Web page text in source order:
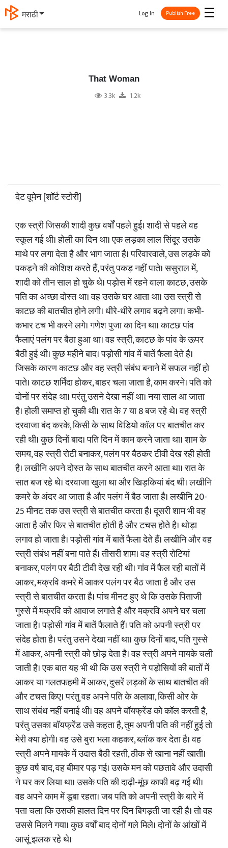
मराठी ☰
Log In Publish Free
That Woman
3.3k 1.2k
देट वूमेन [शॉर्ट स्टोरी]
एक स्त्री जिसकी शादी कुछ वर्षों पहले हुई। शादी से पहले वह
स्कूल गई थी। होली का दिन था। एक लड़का लाल सिंदूर उसके
माथे पर लगा देता है और भाग जाता है। परिवारवाले, उस लड़के को
पकड़ने की कोशिश करते हैं, परंतु पकड़ नहीं पाते। ससुराल में,
शादी को तीन साल हो चुके थे। पड़ोस में रहने वाला काटछ, उसके
पति का अच्छा दोस्त था। वह उसके घर आता था। उस स्त्री से
काटछ की बातचीत होने लगी। धीरे-धीरे लगाव बढ़ने लगा। कभी-
कभार टच भी करने लगे। गणेश पुजा का दिन था। काटछ पांव
फैलाएं पलंग पर बैठा हुआ था। वह स्त्री, काटछ के पांव के ऊपर
बैठी हुई थी। कुछ महीने बाद। पड़ोसी गांव में बातें फैला देते है।
जिसके कारण काटछ और वह स्त्री संबंध बनाने में सफल नहीं हो
पाते। काटछ शर्मिंदा होकर, बाहर चला जाता है, काम करने। पति को
दोनों पर संदेह था। परंतु उसने देखा नहीं था। नया साल आ जाता
है। होली समाप्त हो चुकी थी। रात के 7 या 8 बज रहे थे। वह स्त्री
दरवाजा बंद करके, किसी के साथ विडियो कॉल पर बातचीत कर
रही थी। कुछ दिनों बाद। पति दिन में काम करने जाता था। शाम के
समय, वह स्त्री रोटी बनाकर, पलंग पर बैठकर टीवी देख रही होती
है। लखीनि अपने दोस्त के साथ बातचीत करने आता था। रात के
सात बज रहे थे। दरवाजा खुला था और खिड़कियां बंद थी। लखीनि
कमरे के अंदर आ जाता है और पलंग में बैठ जाता है। लखीनि 20-
25 मीनट तक उस स्त्री से बातचीत करता है। दूसरी शाम भी वह
आता है और फिर से बातचीत होती है और टचस होते है। थोड़ा
लगाव हो जाता है। पड़ोसी गांव में बातें फैला देते हैं। लखीनि और वह
स्त्री संबंध नहीं बना पाते हैं। तीसरी शाम। वह स्त्री रोटियां
बनाकर, पलंग पर बैठी टीवी देख रही थी। गांव में फैल रही बातों में
आकर, मक्रवि कमरे में आकर पलंग पर बैठ जाता है और उस
स्त्री से बातचीत करता है। पांच मीनट हुए थे कि उसके पिताजी
गुस्से में मक्रवि को आवाज लगाते है और मक्रवि अपने घर चला
जाता है। पड़ोसी गांव में बातें फैलाते हैं। पति को अपनी स्त्री पर
संदेह होता है। परंतु उसने देखा नहीं था। कुछ दिनों बाद, पति गुस्से
में आकर, अपनी स्त्री को छोड़ देता है। वह स्त्री अपने मायके चली
जाती है। एक बात यह भी थी कि उस स्त्री ने पड़ोसियों की बातों में
आकर या गलतफहमी में आकर, दुसरें लड़कों के साथ बातचीत की
और टचस किए। परंतु वह अपने पति के अलावा, किसी ओर के
साथ संबंध नहीं बनाई थी। वह अपने बॉयफ्रेंड को कॉल करती है,
परंतु उसका बॉयफ्रेंड उसे कहता है, तुम अपनी पति की नहीं हुई तो
मेरी क्या होगी। वह उसे बुरा भला कहकर, ब्लॉक कर देता है। वह
स्त्री अपने मायके में उदास बैठी रहती, ठीक से खाना नहीं खाती।
कुछ वर्ष बाद, वह बीमार पड़ गई। उसके मन को पछतावे और उदासी
ने घर कर लिया था। उसके पति की दाढ़ी-मूंछ काफी बढ़ गई थी।
वह अपने काम में डूबा रहता। जब पति को अपनी स्त्री के बारे में
पता चला कि उसकी हालत दिन पर दिन बिगड़ती जा रही है। तो वह
उससे मिलने गया। कुछ वर्षों बाद दोनों गले मिले। दोनों के आंखों में
आसूं झलक रहे थे।